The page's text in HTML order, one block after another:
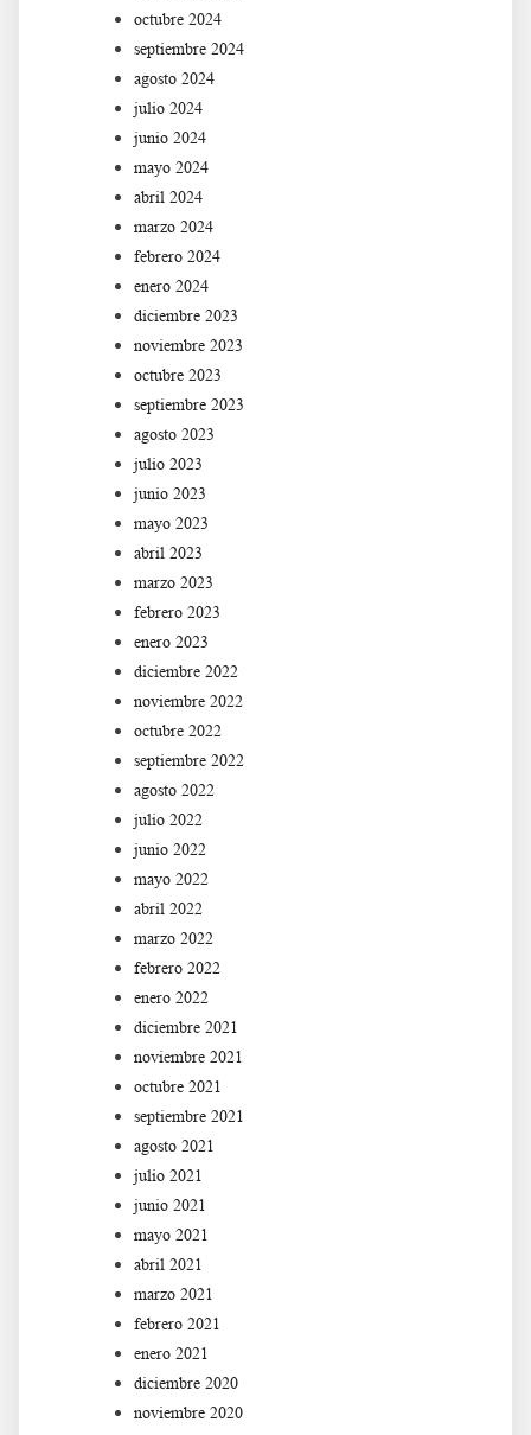
octubre 2024
septiembre 2024
agosto 2024
julio 2024
junio 2024
mayo 2024
abril 2024
marzo 2024
febrero 2024
enero 2024
diciembre 2023
noviembre 2023
octubre 2023
septiembre 2023
agosto 2023
julio 2023
junio 2023
mayo 2023
abril 2023
marzo 2023
febrero 2023
enero 2023
diciembre 2022
noviembre 2022
octubre 2022
septiembre 2022
agosto 2022
julio 2022
junio 2022
mayo 2022
abril 2022
marzo 2022
febrero 2022
enero 2022
diciembre 2021
noviembre 2021
octubre 2021
septiembre 2021
agosto 2021
julio 2021
junio 2021
mayo 2021
abril 2021
marzo 2021
febrero 2021
enero 2021
diciembre 2020
noviembre 2020